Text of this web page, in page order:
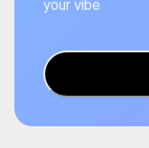
your vibe